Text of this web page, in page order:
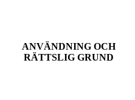
ANVÄNDNING OCH
RÄTTSLIG GRUND